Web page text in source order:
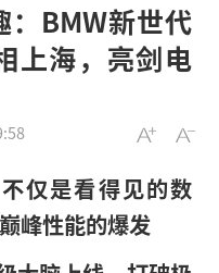
：BMW新世代
上海，亮剑电
仅是看得见的数
峰性能的爆发